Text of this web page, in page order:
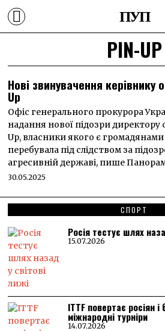
ПУП
PIN-UP
Нові звинувачення керівнику
Up
Офіс генерального прокурора
надання нової підозри
Up, власники якого є громадянами
перебувала під слідством за
агресивній державі, пише
30.05.2025
СПОРТ
Росія тестує шлях
15.07.2026
ITTF повертає росіян і
міжнародні турніри
14.07.2026